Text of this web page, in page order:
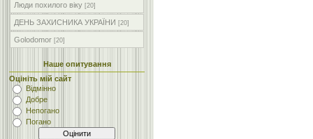
Люди похилого віку [20]
ДЕНЬ ЗАХИСНИКА УКРАЇНИ [20]
Golodomor [20]
Наше опитування
Оцініть мій сайт
Відмінно
Добре
Непогано
Погано